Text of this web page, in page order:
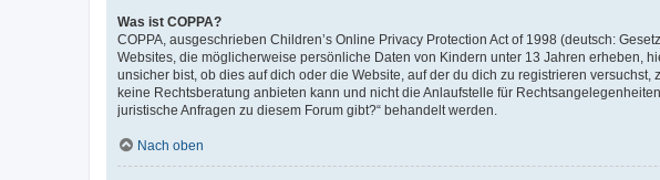
Was ist COPPA?
COPPA, ausgeschrieben Children’s Online Privacy Protection Act of 1998 (deutsch:
Websites, die möglicherweise persönliche Daten von Kindern unter 13 Jahren erheben,
unsicher bist, ob dies auf dich oder die Website, auf der du dich zu registrieren
keine Rechtsberatung anbieten kann und nicht die Anlaufstelle für
juristische Anfragen zu diesem Forum gibt?“ behandelt werden.
Nach oben